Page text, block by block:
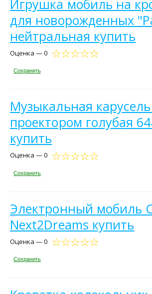
Игрушка мобиль на
для новорожденных
нейтральная купить
Оценка — 0
Сохранить
Музыкальная
проектором голубая
купить
Оценка — 0
Сохранить
Электронный мобиль
Next2Dreams купить
Оценка — 0
Сохранить